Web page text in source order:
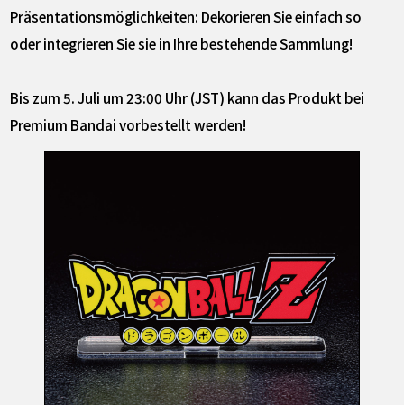
Präsentationsmöglichkeiten: Dekorieren Sie einfach so
oder integrieren Sie sie in Ihre bestehende Sammlung!
Bis zum 5. Juli um 23:00 Uhr (JST) kann das Produkt bei
Premium Bandai vorbestellt werden!